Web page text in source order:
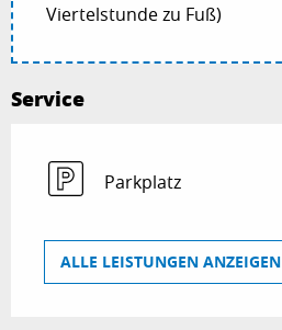
Viertelstunde zu Fuß)
Service
Parkplatz
ALLE LEISTUNGEN ANZEIGEN